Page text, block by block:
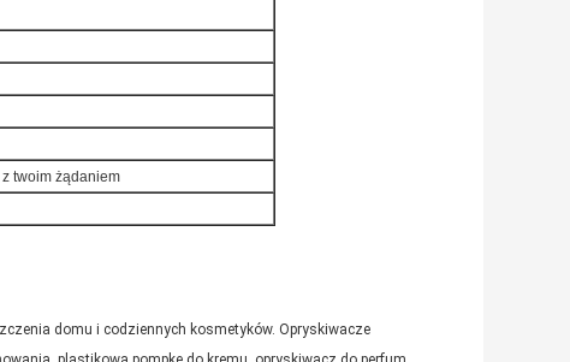
twoim żądaniem
domu i codziennych kosmetyków. Opryskiwacze